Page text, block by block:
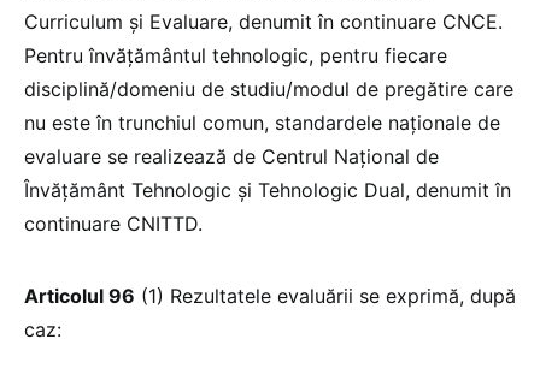
Curriculum și Evaluare, denumit în continuare CNCE.
Pentru învățământul tehnologic, pentru fiecare
disciplină/domeniu de studiu/modul de pregătire care
nu este în trunchiul comun, standardele naționale de
evaluare se realizează de Centrul Național de
Învățământ Tehnologic și Tehnologic Dual, denumit în
continuare CNITTD.
Articolul 96 (1) Rezultatele evaluării se exprimă, după
caz: